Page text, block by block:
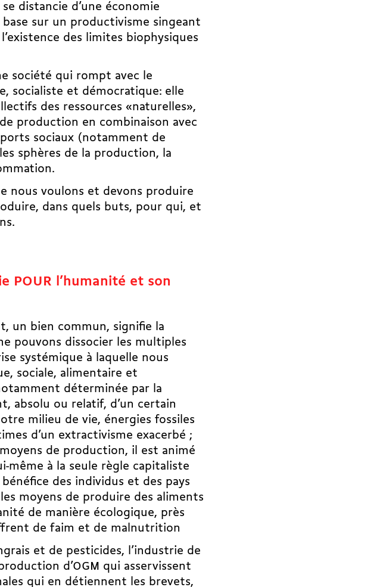
distancie d’une économie
sur un productivisme singeant
des limites biophysiques
société qui rompt avec le
socialiste et démocratique: elle
des ressources «naturelles»,
production en combinaison avec
sociaux (notamment de
sphères de la production, la
nous voulons et devons produire
dans quels buts, pour qui, et
POUR l’humanité et son
un bien commun, signifie la
pouvons dissocier les multiples
systémique à laquelle nous
sociale, alimentaire et
déterminée par la
absolu ou relatif, d’un certain
milieu de vie, énergies fossiles
d’un extractivisme exacerbé ;
de production, il est animé
même à la seule règle capitaliste
des individus et des pays
moyens de produire des aliments
de manière écologique, près
de faim et de malnutrition
et de pesticides, l’industrie de
d’OGM qui asservissent
qui en détiennent les brevets,